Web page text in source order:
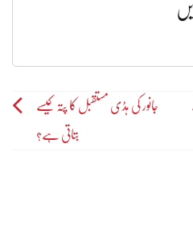
جانور کی ہڈی مستقبل کا پتہ کیسے
بتاتی ہے؟